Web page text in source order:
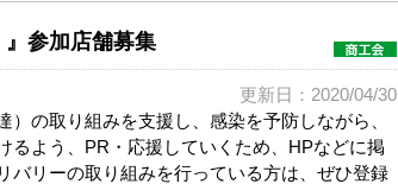
』参加店舗募集
更新日：2020/04/30
の取り組みを支援し、感染を予防しながら、
るよう、PR・応援していくため、HPなどに掲
バリーの取り組みを行っている方は、ぜひ登録